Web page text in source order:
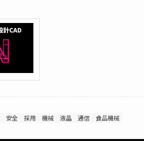
安全 採用 機械 液晶 通信 食品機械